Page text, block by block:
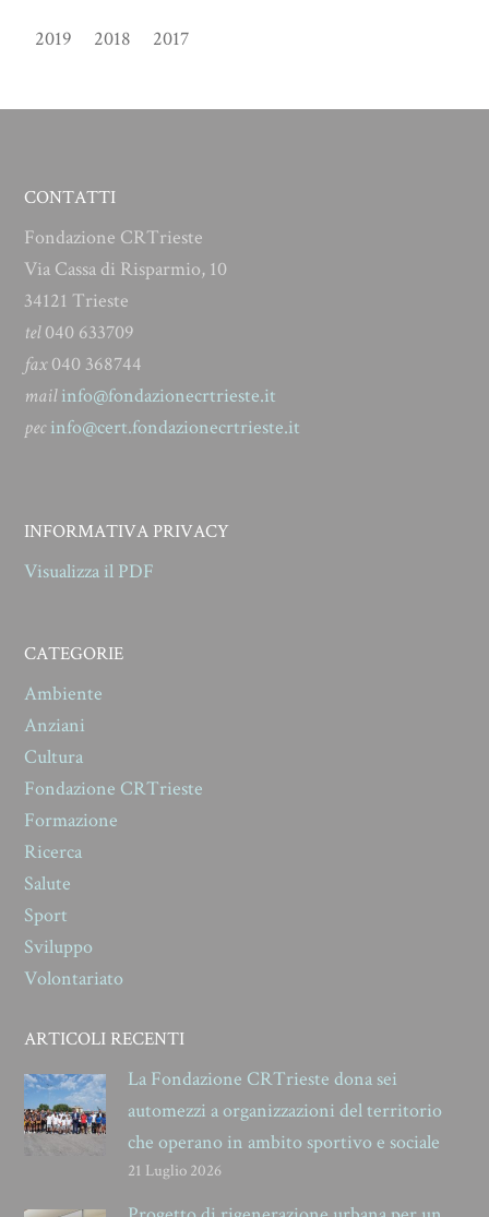
2019 2018 2017
CONTATTI
Fondazione CRTrieste
Via Cassa di Risparmio, 10
34121 Trieste
tel040 633709
fax040 368744
mailinfo@fondazionecrtrieste.it
pecinfo@cert.fondazionecrtrieste.it
INFORMATIVA PRIVACY
Visualizza il PDF
CATEGORIE
Ambiente
Anziani
Cultura
Fondazione CRTrieste
Formazione
Ricerca
Salute
Sport
Sviluppo
Volontariato
ARTICOLI RECENTI
La Fondazione CRTrieste dona sei
automezzi a organizzazioni del territorio
che operano in ambito sportivo e sociale
21 Luglio 2026